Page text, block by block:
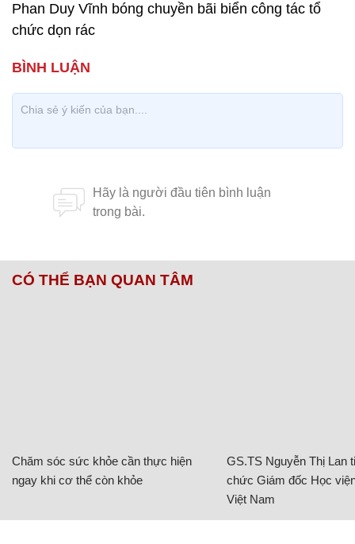
Phan Duy Vĩnh bóng chuyền bãi biển công tác tổ
chức dọn rác
CÓ THỂ BẠN QUAN TÂM
Chăm sóc sức khỏe cần thực hiện
ngay khi cơ thể còn khỏe
GS.TS Nguyễn Thị Lan
chức Giám đốc Học
Việt Nam